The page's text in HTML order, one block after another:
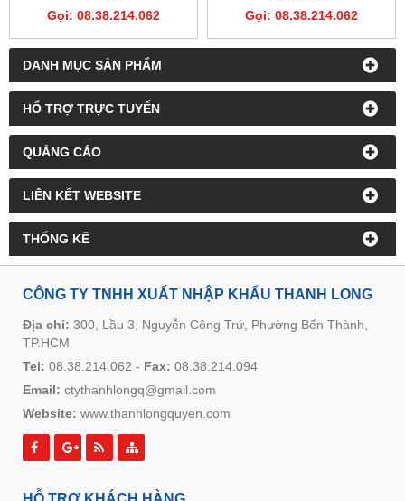
DANH MỤC SẢN PHẨM
HỔ TRỢ TRỰC TUYẾN
QUẢNG CÁO
LIÊN KẾT WEBSITE
THỐNG KÊ
Gọi: 08.38.214.062
Gọi: 08.38.214.062
CÔNG TY TNHH XUẤT NHẬP KHẨU THANH LONG
Địa chỉ: 300, Lầu 3, Nguyễn Công Trứ, Phường Bến Thành,
TP.HCM
Tel: 08.38.214.062 - Fax: 08.38.214.094
Email: ctythanhlongq@gmail.com
Website: www.thanhlongquyen.com